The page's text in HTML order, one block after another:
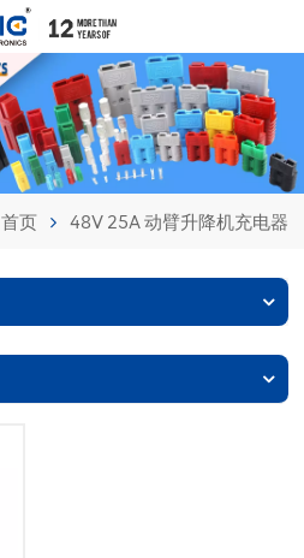
首页 48V 25A 动臂升降机充电器